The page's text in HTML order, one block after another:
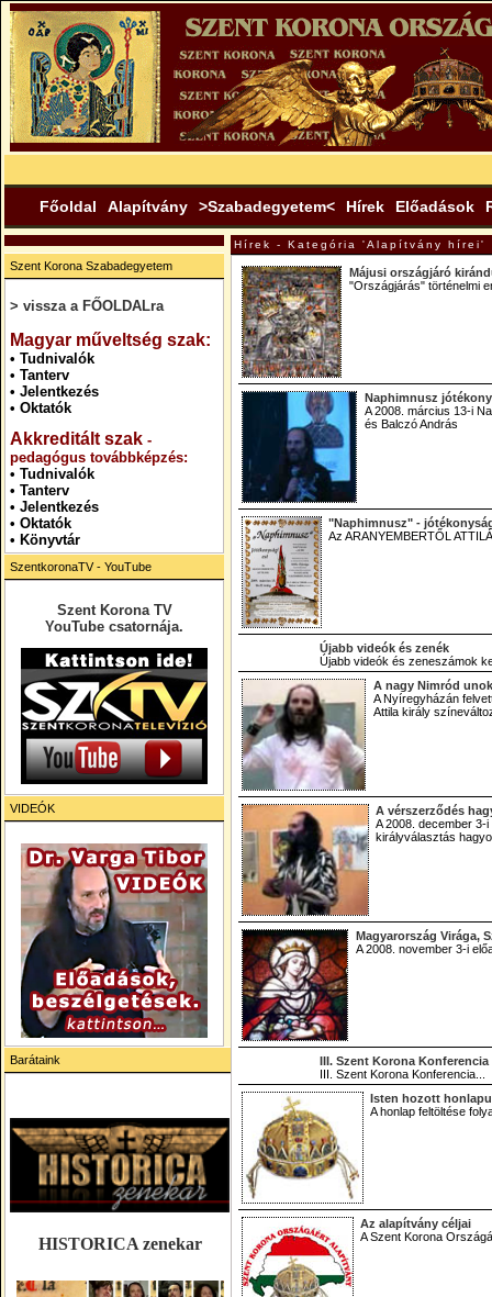
Főoldal Alapítvány >Szabadegyetem< Hírek Előadások
Szent Korona Szabadegyetem
> vissza a FŐOLDALra
Magyar műveltség szak:
• Tudnivalók
• Tanterv
• Jelentkezés
• Oktatók
Akkreditált szak -
pedagógus továbbképzés:
• Tudnivalók
• Tanterv
• Jelentkezés
• Oktatók
• Könyvtár
SzentkoronaTV - YouTube
Szent Korona TV
YouTube csatornája.
VIDEÓK
Barátaink
HISTORICA zenekar
Hírek - Kategória 'Alapítvány hírei'
Májusi országjáró
"Országjárás" történelmi
Naphimnusz
A 2008. március 13-i
és Balczó András
"Naphimnusz" -
Az ARANYEMBERTŐL
Újabb videók és zenék
Újabb videók és zeneszámok
A nagy Nimród
A Nyíregyházán
Attila király
A vérszerződés
A 2008. december
királyválasztás
Magyarország Virága,
A 2008. november 3-i
III. Szent Korona Konferencia
III. Szent Korona Konferencia...
Isten hozott
A honlap feltöltése
Az alapítvány céljai
A Szent Korona